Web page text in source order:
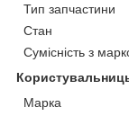
Тип запчастини
Стан
Сумісність з
Марка